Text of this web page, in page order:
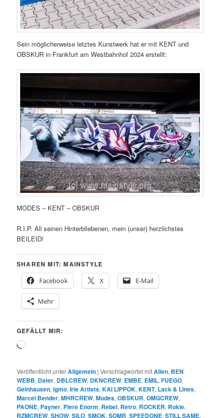
Sein möglicherweise letztes Kunstwerk hat er mit KENT und
OBSKUR in Frankfurt am Westbahnhof 2024 erstellt:
MODES – KENT – OBSKUR
R.I.P. All seinen Hinterbliebenen, mein (unser) herzlichstes
BEILEID!
SHAREN MIT: MAINSTYLE
Facebook
X E-Mail
Mehr
GEFÄLLT MIR:
Wird
Veröffentlicht unterAllgemein |Verschlagwortet mitAlien, BEN
WEBB, Dater, DBLCREW, DKNCREW, EMBE, EMIL,FUEGO,
Gelnhausen,igmo,Irie Artists,KAI LIPPOK,KENT, Lack & Lines,
Marcel Bender,MHRCREW,Modes,OBSKUR,OMGCREW,
PAONE, Payner, Piere Enorm, Rebel, Retro, ROCKER, Rokie,
RZMCREW,SHOW,SILO,SMOK,SOMR,SPEEDONE,STILL SAME,